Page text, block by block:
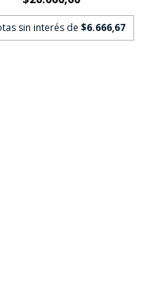
sin interés de $6.666,67